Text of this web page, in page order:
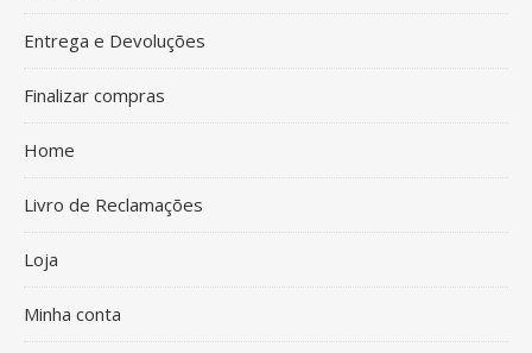
Entrega e Devoluções
Finalizar compras
Home
Livro de Reclamações
Loja
Minha conta